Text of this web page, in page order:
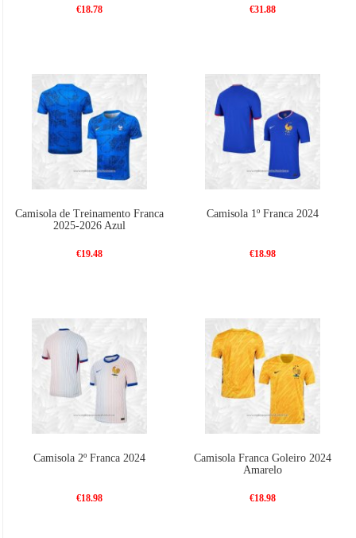
€18.78 €31.88
Camisola de Treinamento Franca
2025-2026 Azul
€19.48
Camisola 1º Franca 2024
€18.98
Camisola 2º Franca 2024
€18.98
Camisola Franca Goleiro 2024
Amarelo
€18.98